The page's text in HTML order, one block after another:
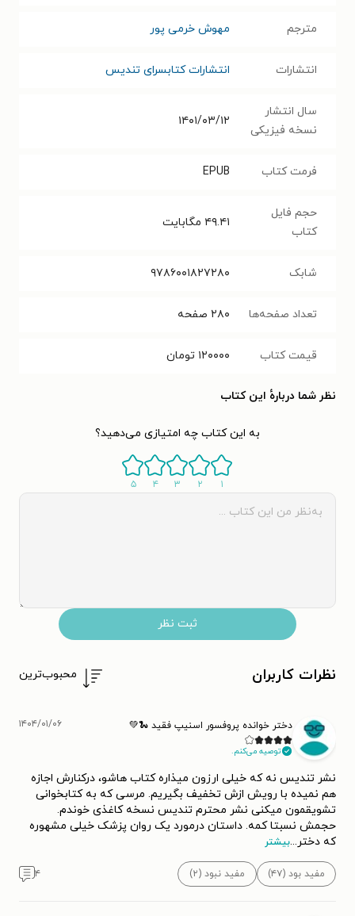
مترجم مهوش خرمی پور
انتشارات انتشارات کتابسرای تندیس
سال انتشار
نسخه فیزیکی
۱۴۰۱/۰۳/۱۲
فرمت کتاب EPUB
حجم فایل
کتاب
۴۹.۴۱ مگابایت
شابک ۹۷۸۶۰۰۱۸۲۷۲۸۰
تعداد صفحه‌ها ۲۸۰ صفحه
قیمت کتاب ۱۲۰۰۰۰ تومان
نظر شما دربارهٔ این کتاب
به این کتاب چه امتیازی می‌دهید؟
۱ ۲ ۳ ۴ ۵
ثبت نظر
نظرات کاربران محبوب‌ترین
دختر خوانده پروفسور اسنیپ فقید 🐍💚
توصیه می‌کنم.
۱۴۰۴/۰۱/۰۶
نشر تندیس نه که خیلی ارزون میذاره کتاب هاشو، درکنارش اجازه
هم نمیده با رویش ازش تخفیف بگیریم. مرسی که به کتابخوانی
تشویقمون میکنی نشر محترم تندیس نسخه کاغذی خوندم.
حجمش نسبتا کمه. داستان درمورد یک روان پزشک‌ خیلی مشهوره
که دختر...بیشتر
مفید بود (۴۷) مفید نبود (۲) ۴